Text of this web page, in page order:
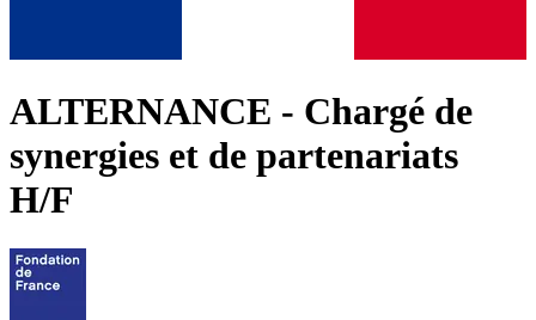
ALTERNANCE - Chargé de
synergies et de partenariats
H/F